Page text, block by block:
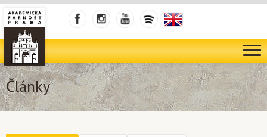
Články